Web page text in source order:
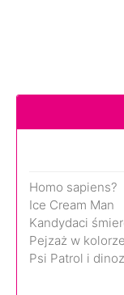
Homo sapiens?
Ice Cream Man
Kandydaci
Pejzaż w
Psi Patrol i